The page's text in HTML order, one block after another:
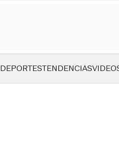
DEPORTESTENDENCIAS